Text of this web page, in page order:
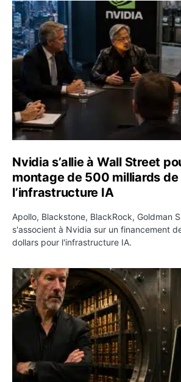
Nvidia s’allie à Wall Street pour un
Nvidia s’allie à Wall Street
montage de 500 milliards
l’infrastructure IA
Apollo, Blackstone, BlackRock, Goldman
s'associent à Nvidia sur un financement
dollars pour l'infrastructure IA.
Strategy vend encore 1 690